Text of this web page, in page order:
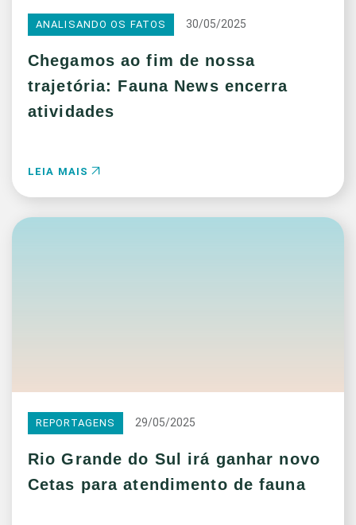
ANALISANDO OS FATOS 30/05/2025
Chegamos ao fim de nossa
trajetória: Fauna News encerra
atividades
LEIA MAIS
REPORTAGENS 29/05/2025
Rio Grande do Sul irá ganhar novo
Cetas para atendimento de fauna